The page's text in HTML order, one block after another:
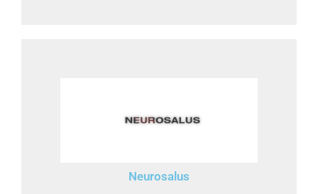
Neurosalus